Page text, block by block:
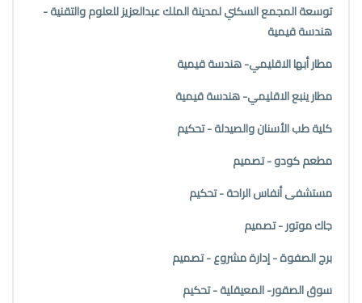
توسعة المجمع السكني لمدينة الملك عبدالعزيز للعلوم والتقنية -
هندسة قيمية
مطار أبها الاقليمي- هندسة قيمية
مطار ينبع الاقليمي- هندسة قيمية
كلية طب الأسنان والصيدلة - تحكيم
مطعم كودو - تصميم
مستشفى أنفاس الراحة - تحكيم
جاك موتور - تصميم
برج الصفوة - إدارة مشروع - تصميم
سوق الصقور- المعيقلية - تحكيم